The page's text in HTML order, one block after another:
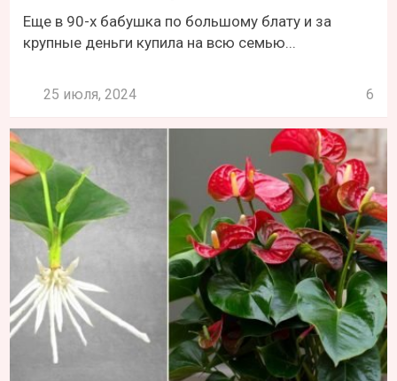
Еще в 90-х бабушка по большому блату и за
крупные деньги купила на всю семью...
25 июля, 2024 6